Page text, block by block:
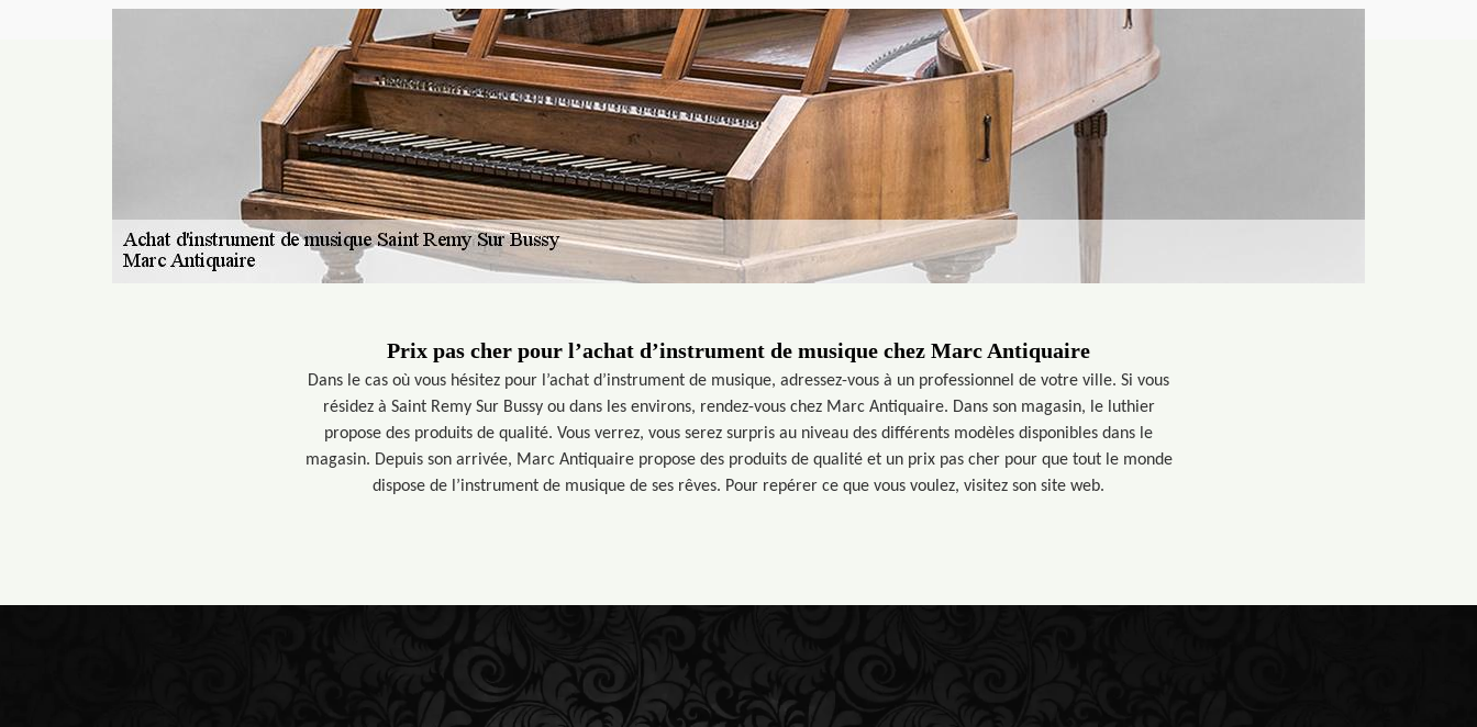
Prix pas cher pour l’achat d’instrument de musique chez Marc Antiquaire
Dans le cas où vous hésitez pour l’achat d’instrument de musique, adressez-vous à un professionnel de votre ville. Si vous
résidez à Saint Remy Sur Bussy ou dans les environs, rendez-vous chez Marc Antiquaire. Dans son magasin, le luthier
propose des produits de qualité. Vous verrez, vous serez surpris au niveau des différents modèles disponibles dans le
magasin. Depuis son arrivée, Marc Antiquaire propose des produits de qualité et un prix pas cher pour que tout le monde
dispose de l’instrument de musique de ses rêves. Pour repérer ce que vous voulez, visitez son site web.